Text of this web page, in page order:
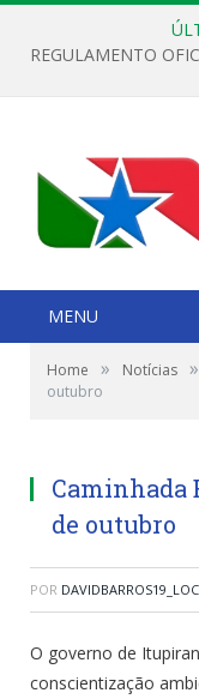
MENU
Home » Notícias »
outubro
Caminhada
de outubro
POR
O governo de
conscientização